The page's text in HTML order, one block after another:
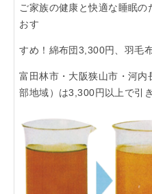
「らくうぇる。」は⼤阪 南
イト！ランチやディナーの
が満載！
▲メニュ
ご家族の健康と快適な睡眠
おす
すめ！綿布団3,300円、羽毛
富田林市・大阪狭山市・河
部地域）は3,300円以上で引